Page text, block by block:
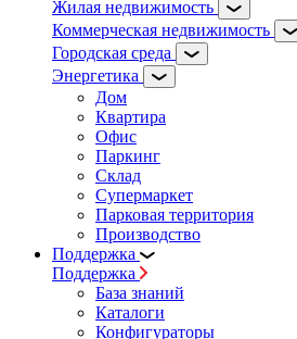
Жилая недвижимость
Коммерческая недвижимость
Городская среда
Энергетика
Дом
Квартира
Офис
Паркинг
Склад
Супермаркет
Парковая территория
Производство
Поддержка
Поддержка
База знаний
Каталоги
Конфигураторы